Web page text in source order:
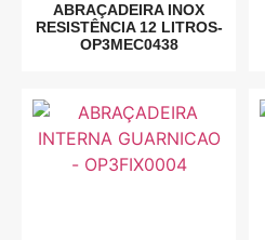
ABRAÇADEIRA INOX
RESISTÊNCIA 12 LITROS-
OP3MEC0438